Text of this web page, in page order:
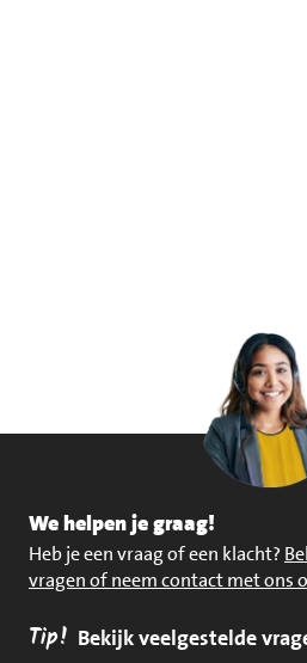
We helpen je graag!
Heb je een vraag of een klacht?
vragen of neem contact met ons
Tip! Bekijk veelgestelde